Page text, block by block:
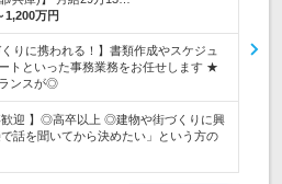
1,200万円
くりに携われる！】書類作成やスケジュ
トといった事務業務をお任せします ★
ンスが◎
歓迎 】◎高卒以上 ◎建物や街づくりに興
話を聞いてから決めたい」という方の